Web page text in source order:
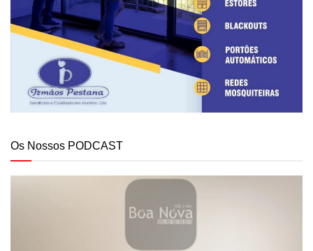
Os Nossos PODCAST